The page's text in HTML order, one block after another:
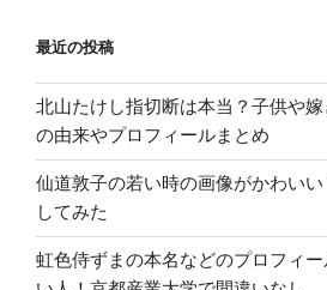
は
誰
か
調
の
最近の投稿
北山たけし指切断は本当？子供や
の由来やプロフィールまとめ
仙道敦子の若い時の画像がかわい
してみた
虹色侍ずまの本名などのプロフィ